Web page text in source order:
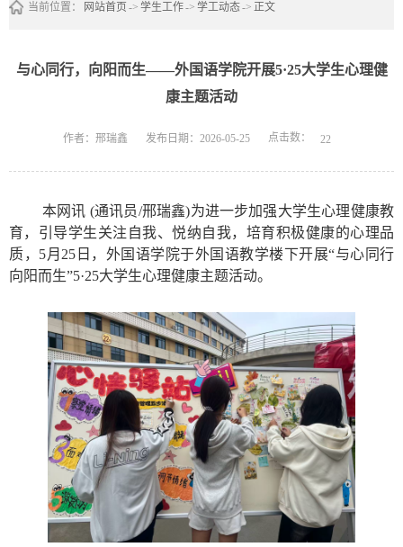
当前位置： 网站首页 -> 学生工作-> 学工动态-> 正文
与心同行，向阳而生——外国语学院开展5·25大学生心理健
康主题活动
作者：邢瑞鑫 发布日期：2026-05-25 点击数： 22
本网讯 (通讯员/邢瑞鑫)为进一步加强大学生心理健康教
育，引导学生关注自我、悦纳自我，培育积极健康的心理品
质，5月25日，外国语学院于外国语教学楼下开展“与心同行
向阳而生”5·25大学生心理健康主题活动。